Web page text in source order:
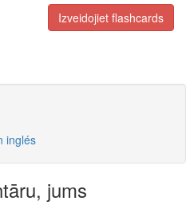
Izveidojiet flashcards
inglés
jums